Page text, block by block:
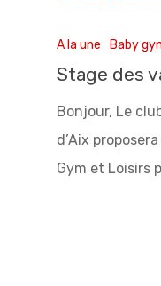
A la une Baby
Stage des
Bonjour, Le
d’Aix
Gym et Loisirs